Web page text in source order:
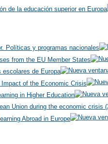
de la educación superior en Europa
Políticas y programas nacionales
from the EU Member States
de Europa
of the Economic Crisis
in Higher Education
Union during the economic crisis
Abroad in Europe